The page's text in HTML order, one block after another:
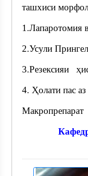
ташхиси
1.Лапаротомия
2.Усули
3.Резексияи
4. Ҳолати пас аз
Макропрепарат